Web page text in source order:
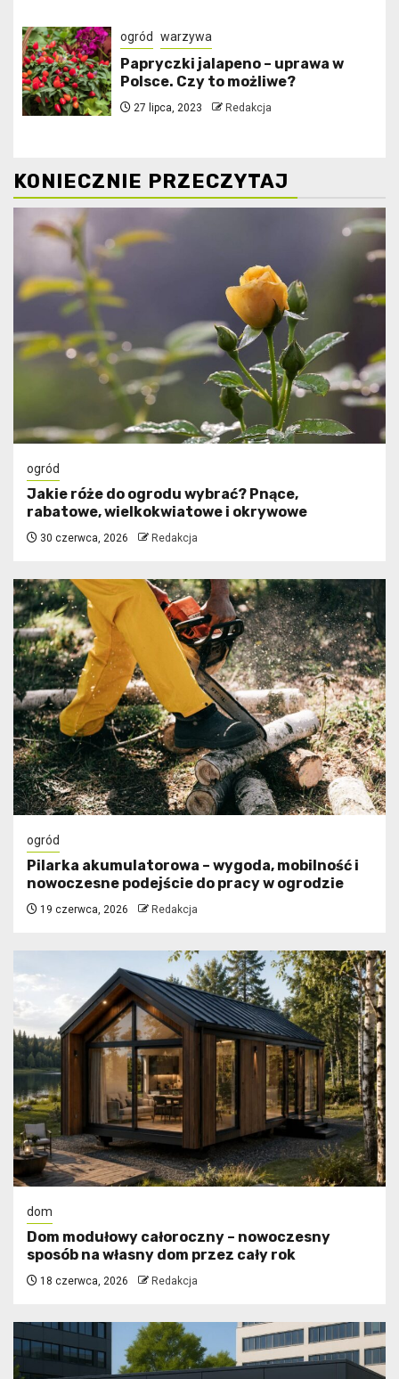
ogród warzywa
Papryczki jalapeno – uprawa w
Polsce. Czy to możliwe?
27 lipca, 2023 Redakcja
KONIECZNIE PRZECZYTAJ
ogród
Jakie róże do ogrodu wybrać? Pnące,
rabatowe, wielkokwiatowe i okrywowe
30 czerwca, 2026 Redakcja
ogród
Pilarka akumulatorowa – wygoda, mobilność i
nowoczesne podejście do pracy w ogrodzie
19 czerwca, 2026 Redakcja
dom
Dom modułowy całoroczny – nowoczesny
sposób na własny dom przez cały rok
18 czerwca, 2026 Redakcja